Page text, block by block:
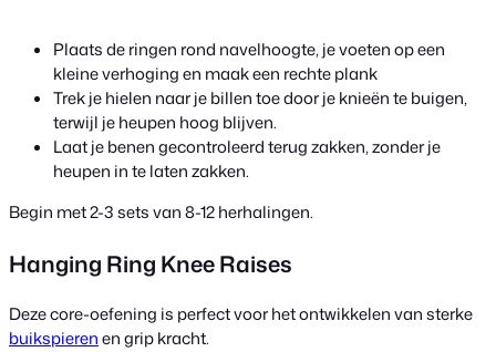
Plaats de ringen rond navelhoogte, je voeten op een
kleine verhoging en maak een rechte plank
Trek je hielen naar je billen toe door je knieën te buigen,
terwijl je heupen hoog blijven.
Laat je benen gecontroleerd terug zakken, zonder je
heupen in te laten zakken.
Begin met 2-3 sets van 8-12 herhalingen.
Hanging Ring Knee Raises
Deze core-oefening is perfect voor het ontwikkelen van sterke
buikspierenen grip kracht.